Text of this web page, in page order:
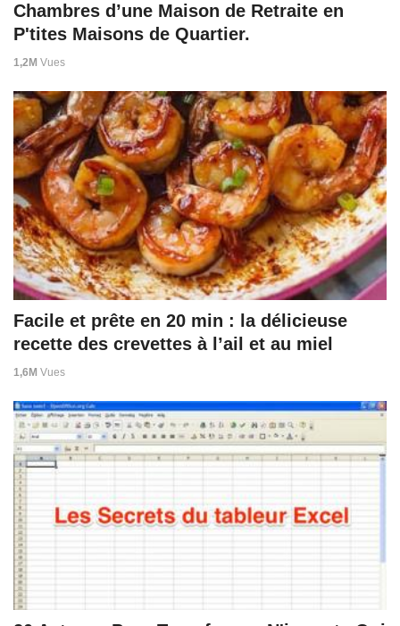
Chambres d’une Maison de Retraite en
P'tites Maisons de Quartier.
1,2M Vues
Facile et prête en 20 min : la délicieuse
recette des crevettes à l’ail et au miel
1,6M Vues